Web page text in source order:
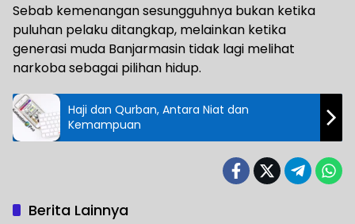
Sebab kemenangan sesungguhnya bukan ketika
puluhan pelaku ditangkap, melainkan ketika
generasi muda Banjarmasin tidak lagi melihat
narkoba sebagai pilihan hidup.
Haji dan Qurban, Antara Niat dan
Kemampuan
Berita Lainnya